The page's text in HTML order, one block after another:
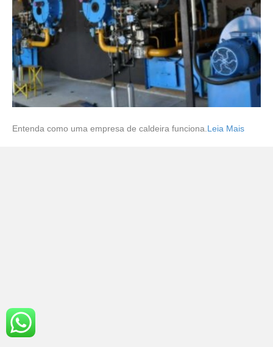
Entenda como uma empresa de caldeira funciona. Leia Mais